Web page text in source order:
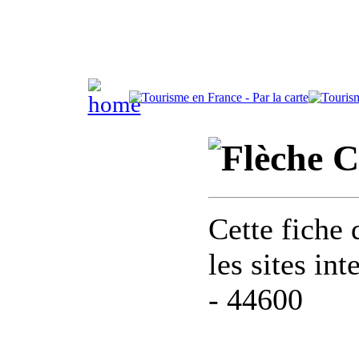
Cette fiche
les sites
- 44600